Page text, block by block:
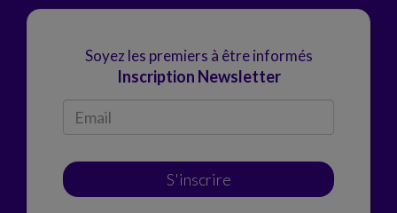
Soyez les premiers à être informés
Inscription Newsletter
S'inscrire